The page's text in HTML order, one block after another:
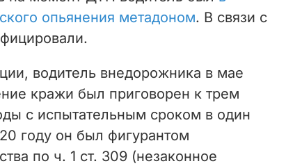
опьянения метадоном. В связи с
водитель внедорожника в мае
кражи был приговорен к трем
с испытательным сроком в один
году он был фигурантом
по ч. 1 ст. 309 (незаконное